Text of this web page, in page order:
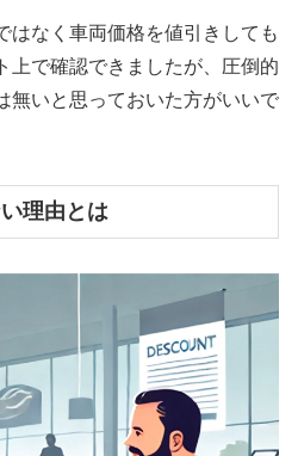
はなく車両価格を値引きしても
上で確認できましたが、圧倒的
無いと思っておいた方がいいで
理由とは